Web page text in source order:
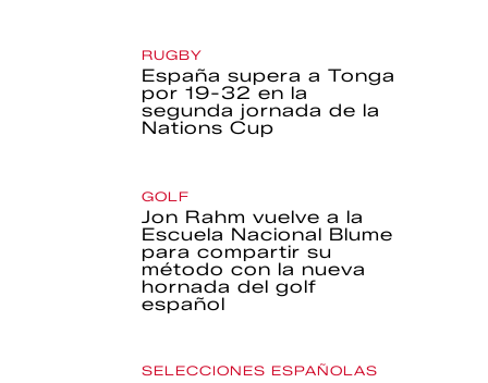
RUGBY
España supera a Tonga
por 19-32 en la
segunda jornada de la
Nations Cup
GOLF
Jon Rahm vuelve a la
Escuela Nacional Blume
para compartir su
método con la nueva
hornada del golf
español
SELECCIONES ESPAÑOLAS